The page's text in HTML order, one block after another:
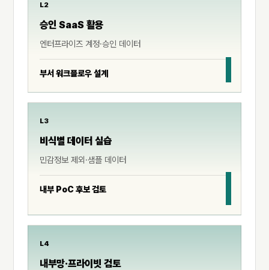
L2
승인 SaaS 활용
엔터프라이즈 계정·승인 데이터
부서 워크플로우 설계
L3
비식별 데이터 실습
민감정보 제외·샘플 데이터
내부 PoC 후보 검토
L4
내부망·프라이빗 검토